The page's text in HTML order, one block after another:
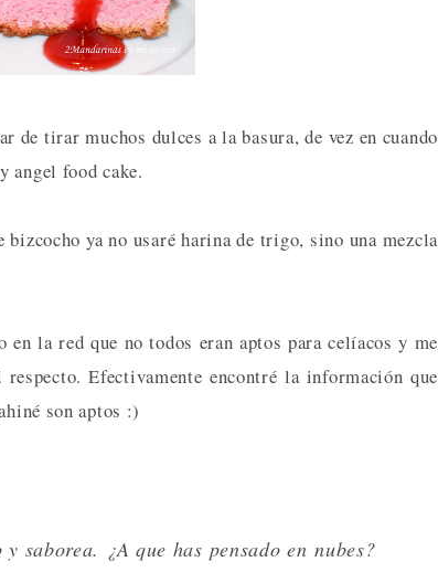
de tirar muchos dulces a la basura, de vez en cuando
angel food cake.
ya no usaré harina de trigo, sino una mezcla
la red que no todos eran aptos para celíacos y me
Efectivamente encontré la información que
son aptos :)
saborea. ¿A que has pensado en nubes?